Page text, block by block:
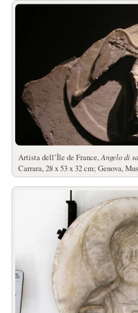
Artista dell’Île de France, Angelo di
Carrara, 28 x 53 x 32 cm; Genova,